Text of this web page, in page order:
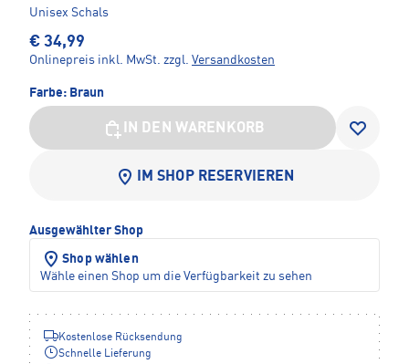
Unisex Schals
€ 34,99
Onlinepreis inkl. MwSt. zzgl. Versandkosten
Farbe: Braun
IN DEN WARENKORB
IM SHOP RESERVIEREN
Ausgewählter Shop
Shop wählen
Wähle einen Shop um die Verfügbarkeit zu sehen
Kostenlose Rücksendung
Schnelle Lieferung